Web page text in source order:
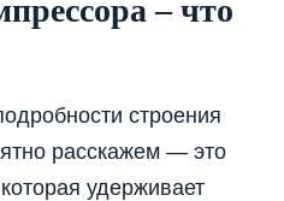
– что
строения
расскажем — это
удерживает